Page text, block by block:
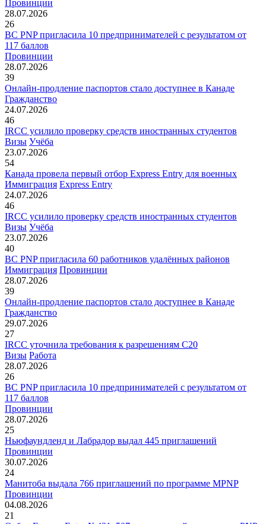
Провинции
28.07.2026
26
BC PNP пригласила 10 предпринимателей с результатом от
117 баллов
Провинции
28.07.2026
39
Онлайн-продление паспортов стало доступнее в Канаде
Гражданство
24.07.2026
46
IRCC усилило проверку средств иностранных студентов
Визы Учёба
23.07.2026
54
Канада провела первый отбор Express Entry для военных
Иммиграция Express Entry
24.07.2026
46
IRCC усилило проверку средств иностранных студентов
Визы Учёба
23.07.2026
40
BC PNP пригласила 60 работников удалённых районов
Иммиграция Провинции
28.07.2026
39
Онлайн-продление паспортов стало доступнее в Канаде
Гражданство
29.07.2026
27
IRCC уточнила требования к разрешениям C20
Визы Работа
28.07.2026
26
BC PNP пригласила 10 предпринимателей с результатом от
117 баллов
Провинции
28.07.2026
25
Ньюфаундленд и Лабрадор выдал 445 приглашений
Провинции
30.07.2026
24
Манитоба выдала 766 приглашений по программе MPNP
Провинции
04.08.2026
21